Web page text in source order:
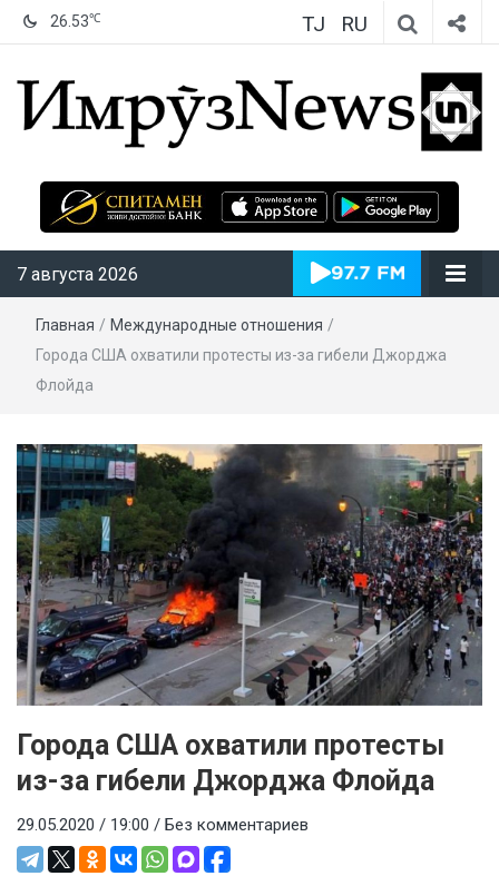
26.53℃ TJ RU
ИмрӯзNews
7 августа 2026
Главная / Международные отношения /
Города США охватили протесты из-за гибели Джорджа
Флойда
Города США охватили протесты
из-за гибели Джорджа Флойда
29.05.2020 / 19:00 / Без комментариев